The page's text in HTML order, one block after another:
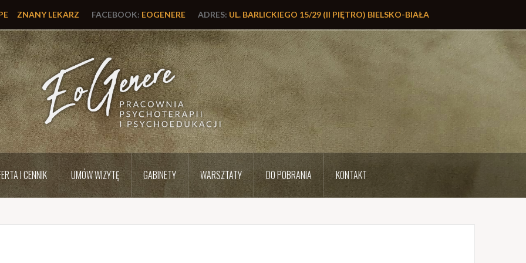
ZNANY LEKARZ FACEBOOK: EOGENERE ADRES: UL. BARLICKIEGO 15/29 (II PIĘTRO) BIELSKO-BIAŁA
I CENNIK UMÓW WIZYTĘ GABINETY WARSZTATY DO POBRANIA KONTAKT